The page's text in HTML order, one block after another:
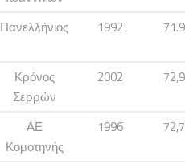
Πανελλήνιος 1992
Κρόνος
Σερρών
2002
ΑΕ
Κομοτηνής
1996